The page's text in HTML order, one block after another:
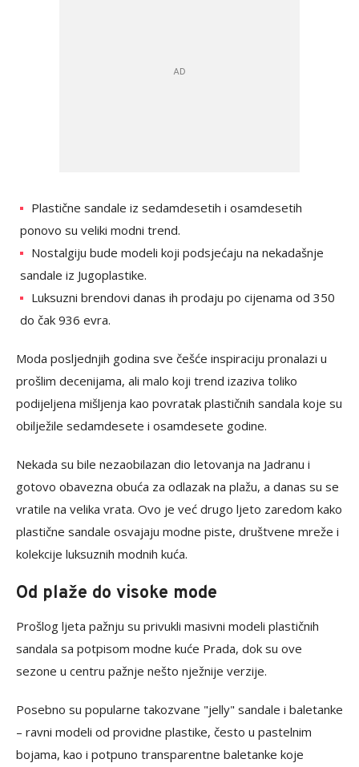
Plastične sandale iz sedamdesetih i osamdesetih
ponovo su veliki modni trend.
Nostalgiju bude modeli koji podsjećaju na nekadašnje
sandale iz Jugoplastike.
Luksuzni brendovi danas ih prodaju po cijenama od 350
do čak 936 evra.
Moda posljednjih godina sve češće inspiraciju pronalazi u
prošlim decenijama, ali malo koji trend izaziva toliko
podijeljena mišljenja kao povratak plastičnih sandala koje su
obilježile sedamdesete i osamdesete godine.
Nekada su bile nezaobilazan dio letovanja na Jadranu i
gotovo obavezna obuća za odlazak na plažu, a danas su se
vratile na velika vrata. Ovo je već drugo ljeto zaredom kako
plastične sandale osvajaju modne piste, društvene mreže i
kolekcije luksuznih modnih kuća.
Od plaže do visoke mode
Prošlog ljeta pažnju su privukli masivni modeli plastičnih
sandala sa potpisom modne kuće Prada, dok su ove
sezone u centru pažnje nešto nježnije verzije.
Posebno su popularne takozvane "jelly" sandale i baletanke
– ravni modeli od providne plastike, često u pastelnim
bojama, kao i potpuno transparentne baletanke koje